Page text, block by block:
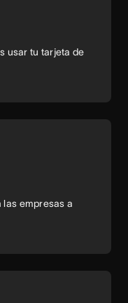
usar tu tarjeta de
empresas a